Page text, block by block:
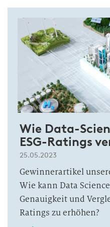
Wie Data-
ESG-Ratings
25.05.2023
Gewinnerartikel
Wie kann Data
Genauigkeit und
Ratings zu erhöhen?